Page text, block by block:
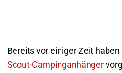
Bereits vor einiger Zeit haben
Scout-Campinganhänger